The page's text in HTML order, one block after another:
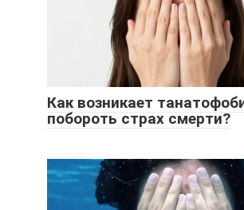
Как возникает
побороть страх смерти?